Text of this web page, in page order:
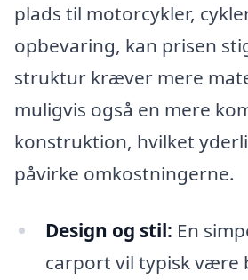
plads til motorcykler,
opbevaring, kan prisen
struktur kræver mere
muligvis også en mere
konstruktion, hvilket
påvirke omkostningerne.
Design og stil: En
carport vil typisk være